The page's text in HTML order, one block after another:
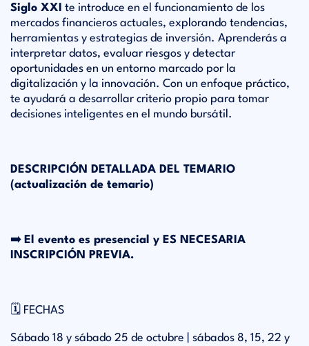
Siglo XXI te introduce en el funcionamiento de los
mercados financieros actuales, explorando tendencias,
herramientas y estrategias de inversión. Aprenderás a
interpretar datos, evaluar riesgos y detectar
oportunidades en un entorno marcado por la
digitalización y la innovación. Con un enfoque práctico,
te ayudará a desarrollar criterio propio para tomar
decisiones inteligentes en el mundo bursátil.
DESCRIPCIÓN DETALLADA DEL TEMARIO
(actualización de temario)
➡️ El evento es presencial y ES NECESARIA
INSCRIPCIÓN PREVIA.
🗓️ FECHAS
Sábado 18 y sábado 25 de octubre | sábados 8, 15, 22 y